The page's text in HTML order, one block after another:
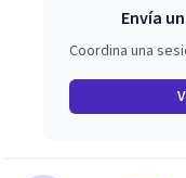
Envía
Coordina una